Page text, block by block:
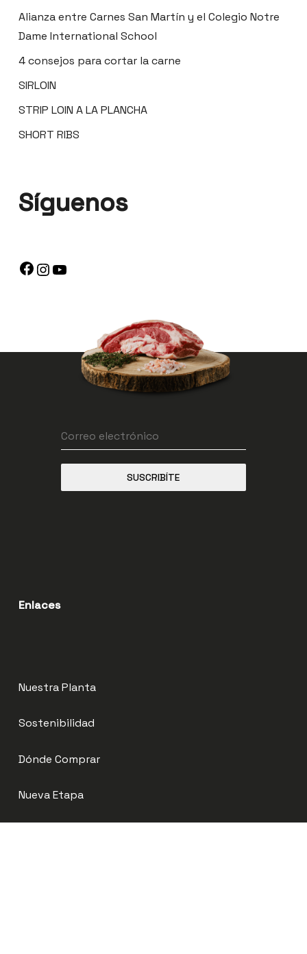
Alianza entre Carnes San Martín y el Colegio Notre
Dame International School
4 consejos para cortar la carne
SIRLOIN
STRIP LOIN A LA PLANCHA
SHORT RIBS
Síguenos
SUSCRIBÍTE
Enlaces
Nuestra Planta
Sostenibilidad
Dónde Comprar
Nueva Etapa